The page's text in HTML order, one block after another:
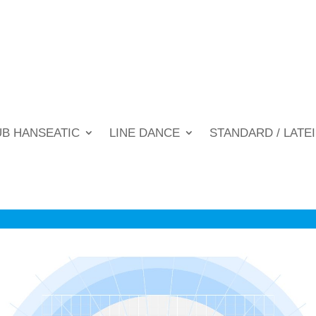
HANSEATIC LINE DANCE STANDARD /